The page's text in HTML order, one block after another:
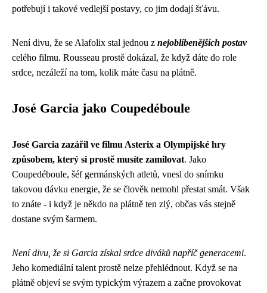
potřebují i takové vedlejší postavy, co jim dodají šťávu.
Není divu, že se Alafolix stal jednou z nejoblíbenějších postav
celého filmu. Rousseau prostě dokázal, že když dáte do role
srdce, nezáleží na tom, kolik máte času na plátně.
José Garcia jako Coupedéboule
José Garcia zazářil ve filmu Asterix a Olympijské hry
způsobem, který si prostě musíte zamilovat. Jako
Coupedéboule, šéf germánských atletů, vnesl do snímku
takovou dávku energie, že se člověk nemohl přestat smát. Však
to znáte - i když je někdo na plátně ten zlý, občas vás stejně
dostane svým šarmem.
Není divu, že si Garcia získal srdce diváků napříč generacemi.
Jeho komediální talent prostě nelze přehlédnout. Když se na
plátně objeví se svým typickým výrazem a začne provokovat